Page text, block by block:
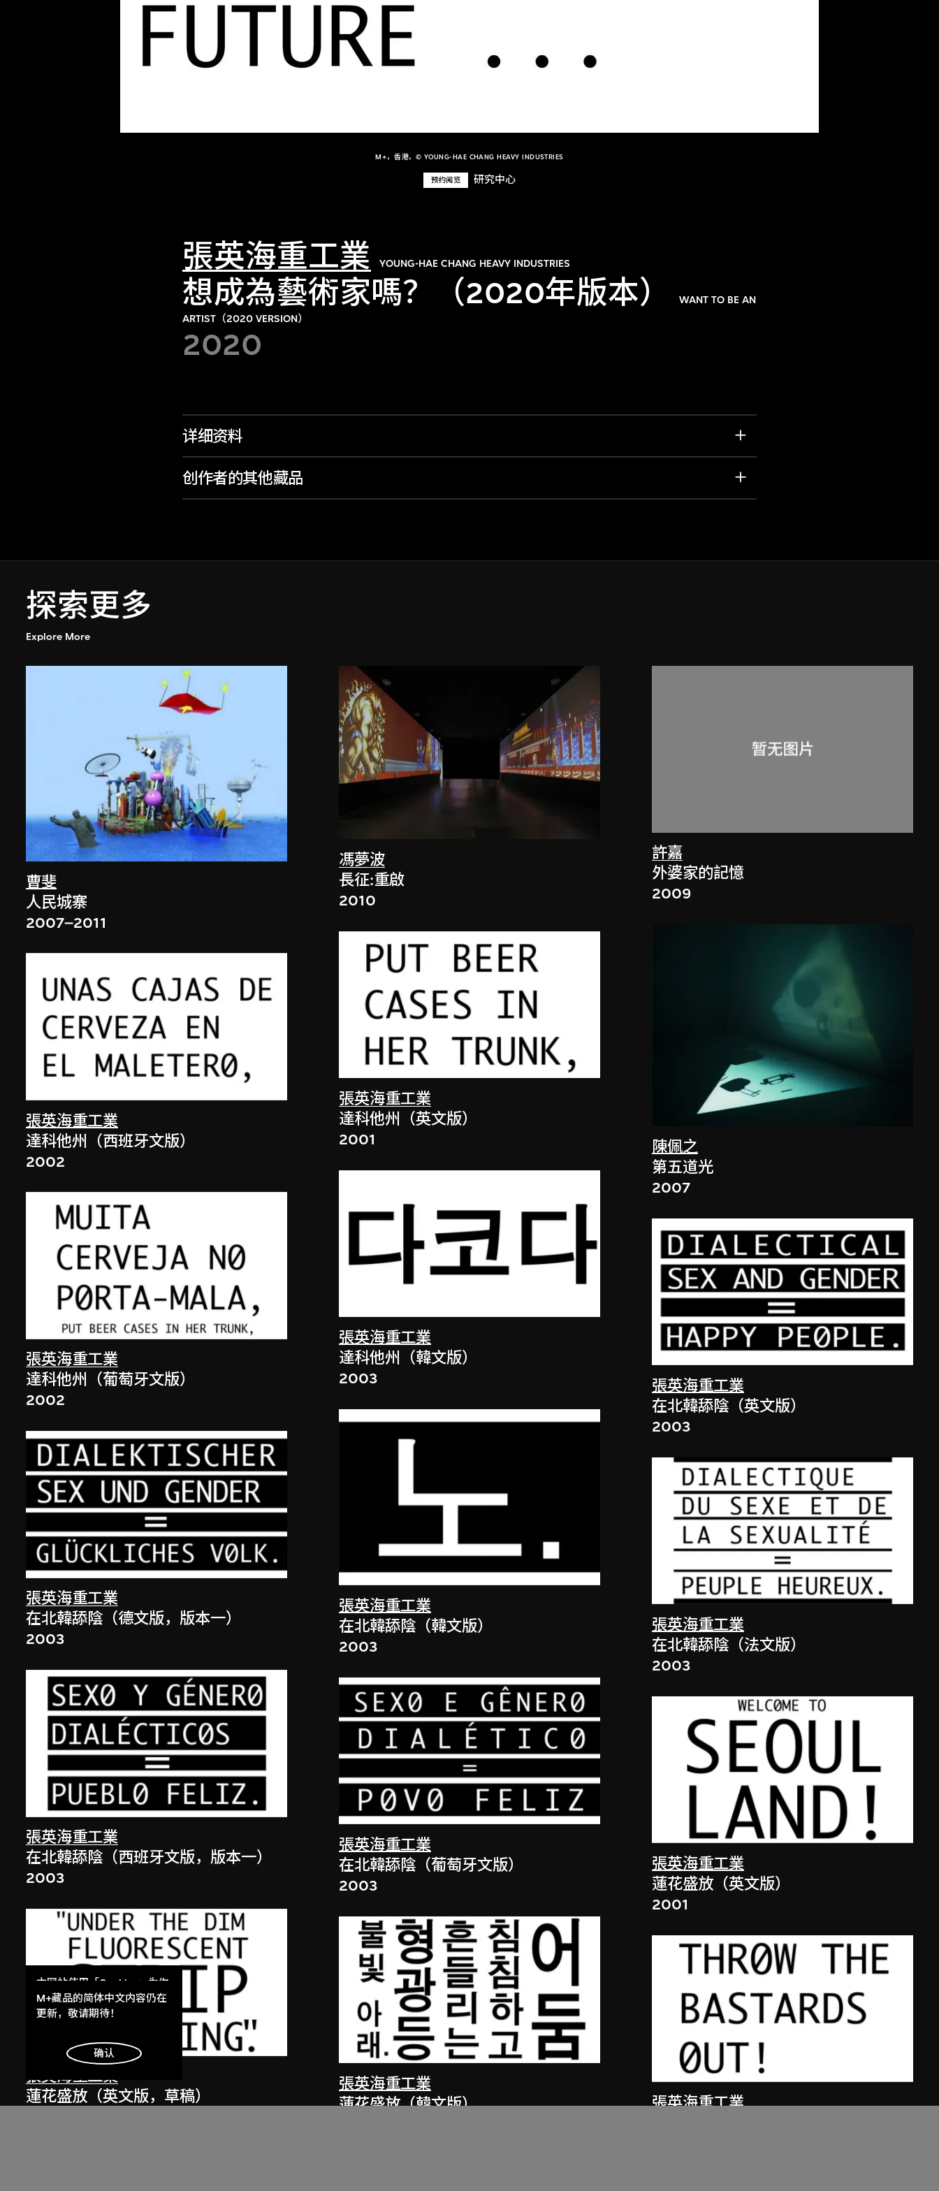
M+，香港，© YOUNG-HAE CHANG HEAVY INDUSTRIES
预约阅览 研究中心
張英海重工業 YOUNG-HAE CHANG HEAVY INDUSTRIES
想成為藝術家嗎？（2020年版本）
WANT TO BE AN
ARTIST（2020 VERSION）
2020
详细资料
创作者的其他藏品
探索更多
Explore More
曹斐
人民城寨
2007–2011
張英海重工業
達科他州（西班牙文版）
2002
張英海重工業
達科他州（葡萄牙文版）
2002
張英海重工業
在北韓舔陰（德文版，版本一）
2003
張英海重工業
在北韓舔陰（西班牙文版，版本一）
2003
張英海重工業
蓮花盛放（英文版，草稿）
馮夢波
長征:重啟
2010
張英海重工業
達科他州（英文版）
2001
張英海重工業
達科他州（韓文版）
2003
張英海重工業
在北韓舔陰（韓文版）
2003
張英海重工業
在北韓舔陰（葡萄牙文版）
2003
張英海重工業
蓮花盛放（韓文版）
許嘉
外婆家的記憶
2009
陳佩之
第五道光
2007
張英海重工業
在北韓舔陰（英文版）
2003
張英海重工業
在北韓舔陰（法文版）
2003
張英海重工業
蓮花盛放（英文版）
2001
張英海重工業
本网站使用「Cookies」为你
提供最好的网站体验。
了解更多
明白
M+藏品的简体中文内容仍在
更新，敬请期待！
确认